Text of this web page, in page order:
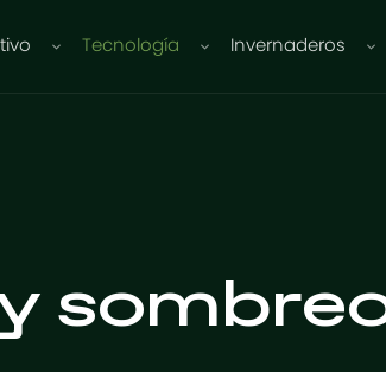
Tecnología Invernaderos